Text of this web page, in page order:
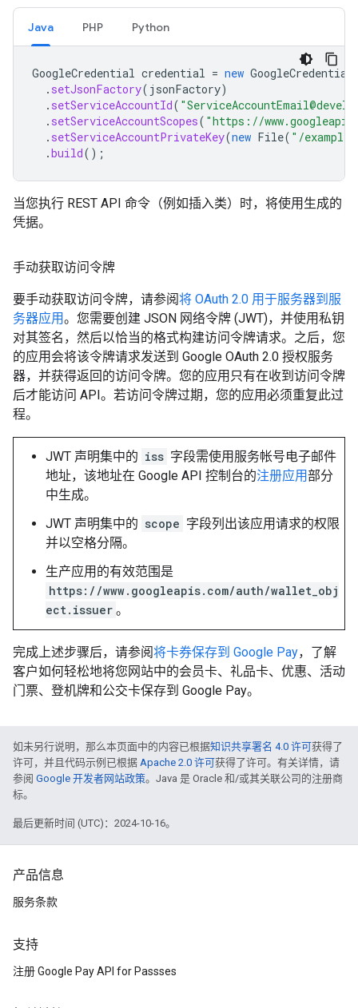
Java PHP Python
GoogleCredential credential = new GoogleCredential
. setJsonFactory( jsonFactory)
. setServiceAccountId(
. setServiceAccountScopes( "https://
. setServiceAccountPrivateKey(new File( "/
.build();
当您执行 REST API 命令（例如插入类）时，将使用生成的
凭据。
手动获取访问令牌
要手动获取访问令牌，请参阅将 OAuth 2.0 用于服务器到服
务器应用。您需要创建 JSON 网络令牌 (JWT)，并使用私钥
对其签名，然后以恰当的格式构建访问令牌请求。之后，您
的应用会将该令牌请求发送到 Google OAuth 2.0 授权服务
器，并获得返回的访问令牌。您的应用只有在收到访问令牌
后才能访问 API。 若访问令牌过期，您的应用必须重复此过
程。
JWT 声明集中的 iss 字段需使用服务帐号电子邮件
地址，该地址在 Google API 控制台的注册应用部分
中生成。
JWT 声明集中的 scope 字段列出该应用请求的权限
并以空格分隔。
生产应用的有效范围是
https://www.googleapis.com/auth/wallet_obj
ect.issuer 。
完成上述步骤后，请参阅将卡券保存到 Google Pay，了解
客户如何轻松地将您网站中的会员卡、礼品卡、优惠、活动
门票、登机牌和公交卡保存到 Google Pay。
如未另行说明，那么本页面中的内容已根据知识共享署名 4.0 许可获得了
许可，并且代码示例已根据 Apache 2.0 许可获得了许可。有关详情，请
参阅 Google 开发者网站政策。Java 是 Oracle 和/或其关联公司的注册商
标。
最后更新时间 (UTC)：2024-10-16。
产品信息
服务条款
支持
注册 Google Pay API for Passses